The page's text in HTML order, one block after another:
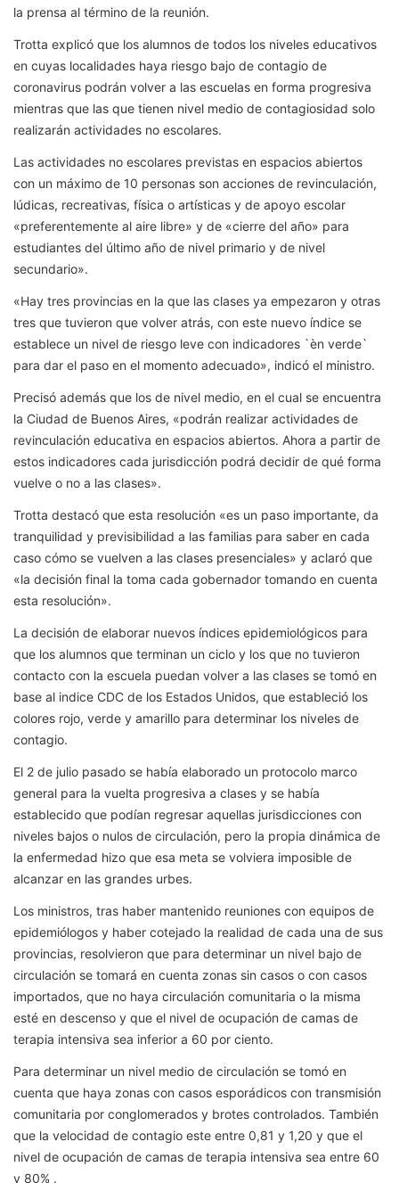
la prensa al término de la reunión.
Trotta explicó que los alumnos de todos los niveles educativos
en cuyas localidades haya riesgo bajo de contagio de
coronavirus podrán volver a las escuelas en forma progresiva
mientras que las que tienen nivel medio de contagiosidad solo
realizarán actividades no escolares.
Las actividades no escolares previstas en espacios abiertos
con un máximo de 10 personas son acciones de revinculación,
lúdicas, recreativas, física o artísticas y de apoyo escolar
«preferentemente al aire libre» y de «cierre del año» para
estudiantes del último año de nivel primario y de nivel
secundario».
«Hay tres provincias en la que las clases ya empezaron y otras
tres que tuvieron que volver atrás, con este nuevo índice se
establece un nivel de riesgo leve con indicadores `èn verde`
para dar el paso en el momento adecuado», indicó el ministro.
Precisó además que los de nivel medio, en el cual se encuentra
la Ciudad de Buenos Aires, «podrán realizar actividades de
revinculación educativa en espacios abiertos. Ahora a partir de
estos indicadores cada jurisdicción podrá decidir de qué forma
vuelve o no a las clases».
Trotta destacó que esta resolución «es un paso importante, da
tranquilidad y previsibilidad a las familias para saber en cada
caso cómo se vuelven a las clases presenciales» y aclaró que
«la decisión final la toma cada gobernador tomando en cuenta
esta resolución».
La decisión de elaborar nuevos índices epidemiológicos para
que los alumnos que terminan un ciclo y los que no tuvieron
contacto con la escuela puedan volver a las clases se tomó en
base al indice CDC de los Estados Unidos, que estableció los
colores rojo, verde y amarillo para determinar los niveles de
contagio.
El 2 de julio pasado se había elaborado un protocolo marco
general para la vuelta progresiva a clases y se había
establecido que podían regresar aquellas jurisdicciones con
niveles bajos o nulos de circulación, pero la propia dinámica de
la enfermedad hizo que esa meta se volviera imposible de
alcanzar en las grandes urbes.
Los ministros, tras haber mantenido reuniones con equipos de
epidemiólogos y haber cotejado la realidad de cada una de sus
provincias, resolvieron que para determinar un nivel bajo de
circulación se tomará en cuenta zonas sin casos o con casos
importados, que no haya circulación comunitaria o la misma
esté en descenso y que el nivel de ocupación de camas de
terapia intensiva sea inferior a 60 por ciento.
Para determinar un nivel medio de circulación se tomó en
cuenta que haya zonas con casos esporádicos con transmisión
comunitaria por conglomerados y brotes controlados. También
que la velocidad de contagio este entre 0,81 y 1,20 y que el
nivel de ocupación de camas de terapia intensiva sea entre 60
y 80% .